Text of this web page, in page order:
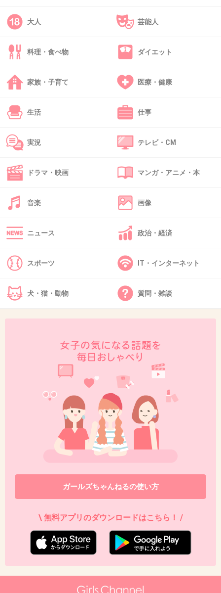
39. 匿名 2017/01/07(土) 16:11:37
病院で介護の仕事だから特に関係ないや
月給制の社員ども休みが減ってガタガタいって
んなや
非正規は祝日が多いと給料が減るんだよ
41. 匿名
逆に嬉しい‼︎旦那が祝日は必ず休みなので、連休になればどこかに連れてっても
+12
42. 匿名2017/01/07(土) 16:13:33
月曜休みが多いから、ゴミの日変わらないかな
～、ゆっくり寝たいよ～
+53
2017/01/07(土) 16:13:40
私的に年休で振り替え休日。
土曜日は休日ではないからね。それで振替求め
るのもどうよ、と平日休みの者は思ってる
+139
大人 芸能人
料理・食べ物 ダイエット
家族・子育て 医療・健康
生活 仕事
実況 テレビ・CM
ドラマ・映画 マンガ・アニメ・本
音楽 画像
ニュース 政治・経済
スポーツ IT・インターネット
犬・猫・動物 質問・雑談
ガールズちゃんねるの使い方
\ 無料アプリのダウンロードはこちら！ /